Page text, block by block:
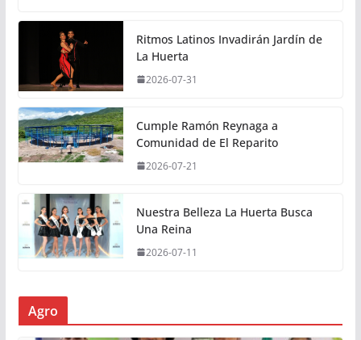
Ritmos Latinos Invadirán Jardín de
La Huerta
2026-07-31
Cumple Ramón Reynaga a
Comunidad de El Reparito
2026-07-21
Nuestra Belleza La Huerta Busca
Una Reina
2026-07-11
Agro